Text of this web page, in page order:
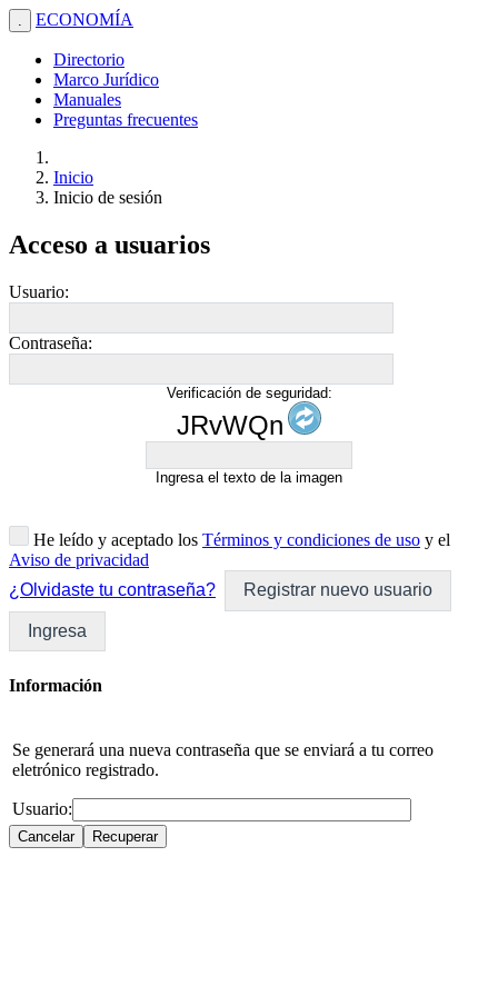
. ECONOMÍA
Directorio
Marco Jurídico
Manuales
Preguntas frecuentes
Inicio
Inicio de sesión
Acceso a usuarios
Usuario:
Contraseña:
Verificación de seguridad:
JRvWQn
Ingresa el texto de la imagen
He leído y aceptado los Términos y condiciones de uso y el
Aviso de privacidad
¿Olvidaste tu contraseña?
Registrar nuevo usuario
Ingresa
Información
Se generará una nueva contraseña que se enviará a tu correo
eletrónico registrado.
Usuario: